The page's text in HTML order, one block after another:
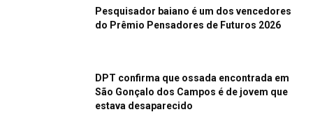
Pesquisador baiano é um dos vencedores
do Prêmio Pensadores de Futuros 2026
DPT confirma que ossada encontrada em
São Gonçalo dos Campos é de jovem que
estava desaparecido